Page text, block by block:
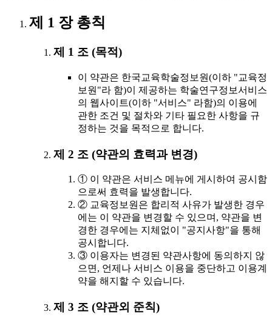
제 1 장 총칙
제 1 조 (목적)
이 약관은 한국교육학술정보원(이하 "교육정
보원"라 함)이 제공하는 학술연구정보서비스
의 웹사이트(이하 "서비스" 라함)의 이용에
관한 조건 및 절차와 기타 필요한 사항을 규
정하는 것을 목적으로 합니다.
제 2 조 (약관의 효력과 변경)
① 이 약관은 서비스 메뉴에 게시하여 공시함
으로써 효력을 발생합니다.
② 교육정보원은 합리적 사유가 발생한 경우
에는 이 약관을 변경할 수 있으며, 약관을 변
경한 경우에는 지체없이 "공지사항"을 통해
공시합니다.
③ 이용자는 변경된 약관사항에 동의하지 않
으면, 언제나 서비스 이용을 중단하고 이용계
약을 해지할 수 있습니다.
제 3 조 (약관외 준칙)